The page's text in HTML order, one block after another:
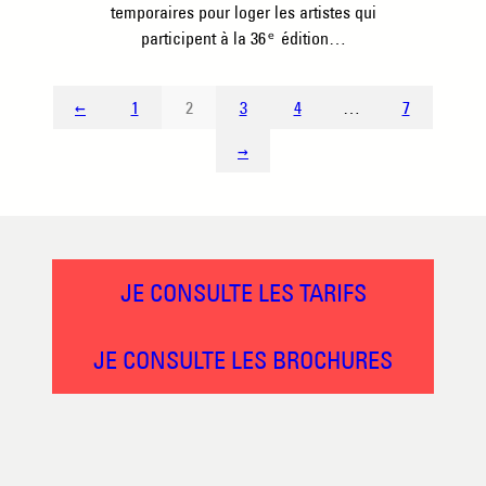
temporaires pour loger les artistes qui
participent à la 36ᵉ édition…
← 1 2 3 4 …
7
→
JE CONSULTE LES TARIFS
JE CONSULTE LES BROCHURES